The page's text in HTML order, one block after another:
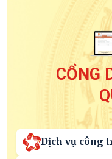
CỔNG
Dịch vụ công